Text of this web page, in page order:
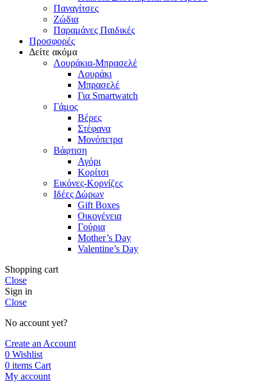
Παναγίτσες
Ζώδια
Παραμάνες Παιδικές
Προσφορές
Δείτε ακόμα
Λουράκια-Μπρασελέ
Λουράκι
Μπρασελέ
Για Smartwatch
Γάμος
Βέρες
Στέφανα
Μονόπετρα
Βάφτιση
Αγόρι
Κορίτσι
Εικόνες-Κορνίζες
Ιδέες Δώρων
Gift Boxes
Οικογένεια
Γούρια
Mother’s Day
Valentine’s Day
Shopping cart
Close
Sign in
Close
No account yet?
Create an Account
0 Wishlist
0 items Cart
My account